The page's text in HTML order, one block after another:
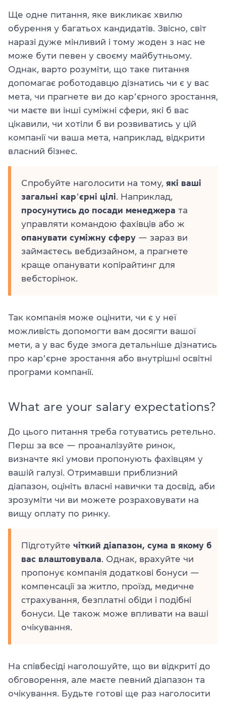
Ще одне питання, яке викликає хвилю
обурення у багатьох кандидатів. Звісно, світ
наразі дуже мінливий і тому жоден з нас не
може бути певен у своєму майбутньому.
Однак, варто розуміти, що таке питання
допомагає роботодавцю дізнатись чи є у вас
мета, чи прагнете ви до карʼєрного зростання,
чи маєте ви інші суміжні сфери, які б вас
цікавили, чи хотіли б ви розвиватись у цій
компанії чи ваша мета, наприклад, відкрити
власний бізнес.
Спробуйте наголосити на тому, які ваші
загальні карʼєрні цілі. Наприклад,
просунутись до посади менеджера та
управляти командою фахівців або ж
опанувати суміжну сферу — зараз ви
займаєтесь вебдизайном, а прагнете
краще опанувати копірайтинг для
вебсторінок.
Так компанія може оцінити, чи є у неї
можливість допомогти вам досягти вашої
мети, а у вас буде змога детальніше дізнатись
про карʼєрне зростання або внутрішні освітні
програми компанії.
What are your salary expectations?
До цього питання треба готуватись ретельно.
Перш за все — проаналізуйте ринок,
визначте які умови пропонують фахівцям у
вашій галузі. Отримавши приблизний
діапазон, оцініть власні навички та досвід, аби
зрозуміти чи ви можете розраховувати на
вищу оплату по ринку.
Підготуйте чіткий діапазон, сума в якому б
вас влаштовувала. Однак, врахуйте чи
пропонує компанія додаткові бонуси —
компенсації за житло, проїзд, медичне
страхування, безплатні обіди і подібні
бонуси. Це також може впливати на ваші
очікування.
На співбесіді наголошуйте, що ви відкриті до
обговорення, але маєте певний діапазон та
очікування. Будьте готові ще раз наголосити